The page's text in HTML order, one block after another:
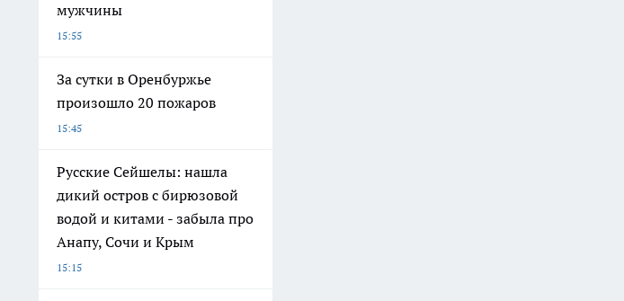
мужчины
15:55
За сутки в Оренбуржье
произошло 20 пожаров
15:45
Русские Сейшелы: нашла
дикий остров с бирюзовой
водой и китами - забыла про
Анапу, Сочи и Крым
15:15